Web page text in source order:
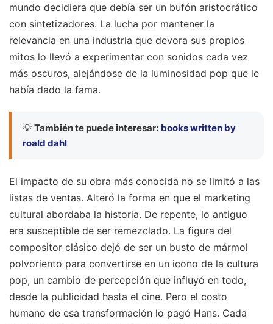
mundo decidiera que debía ser un bufón aristocrático
con sintetizadores. La lucha por mantener la
relevancia en una industria que devora sus propios
mitos lo llevó a experimentar con sonidos cada vez
más oscuros, alejándose de la luminosidad pop que le
había dado la fama.
💡 También te puede interesar: books written by
roald dahl
El impacto de su obra más conocida no se limitó a las
listas de ventas. Alteró la forma en que el marketing
cultural abordaba la historia. De repente, lo antiguo
era susceptible de ser remezclado. La figura del
compositor clásico dejó de ser un busto de mármol
polvoriento para convertirse en un icono de la cultura
pop, un cambio de percepción que influyó en todo,
desde la publicidad hasta el cine. Pero el costo
humano de esa transformación lo pagó Hans. Cada